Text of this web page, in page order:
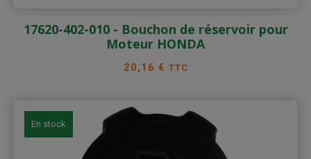
17620-402-010 - Bouchon de réservoir pour
Moteur HONDA
Prix
20,16 € TTC
En stock